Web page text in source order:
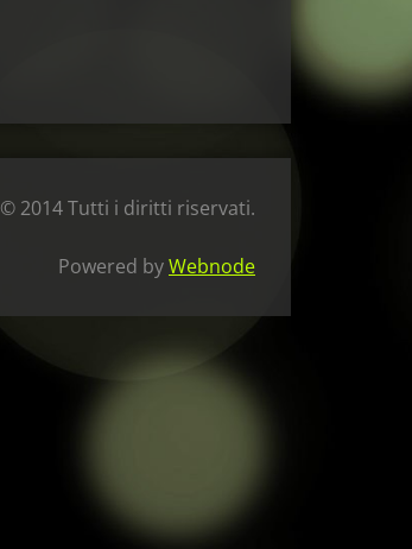
© 2014 Tutti i diritti riservati.
Powered byWebnode